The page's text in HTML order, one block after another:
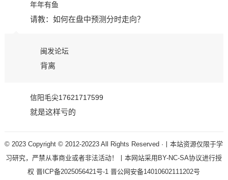
年年有鱼
请教：如何在盘中预测分时走向？
闽发论坛
背离
信阳毛尖17621717599
就是这样亏的
© 2023 Copyright © 2012-20223 All Rights Reserved ·丨本站资源仅限于学
习研究，严禁从事商业或者非法活动！丨本网站采用BY-NC-SA协议进行授
权晋ICP备2025056421号-1晋公网安备14010602111202号